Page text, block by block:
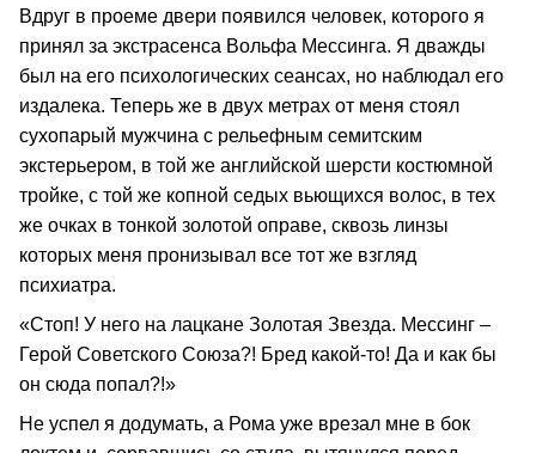
Вдруг в проеме двери появился человек, которого я
принял за экстрасенса Вольфа Мессинга. Я дважды
был на его психологических сеансах, но наблюдал его
издалека. Теперь же в двух метрах от меня стоял
сухопарый мужчина с рельефным семитским
экстерьером, в той же английской шерсти костюмной
тройке, с той же копной седых вьющихся волос, в тех
же очках в тонкой золотой оправе, сквозь линзы
которых меня пронизывал все тот же взгляд
психиатра.
«Стоп! У него на лацкане Золотая Звезда. Мессинг –
Герой Советского Союза?! Бред какой-то! Да и как бы
он сюда попал?!»
Не успел я додумать, а Рома уже врезал мне в бок